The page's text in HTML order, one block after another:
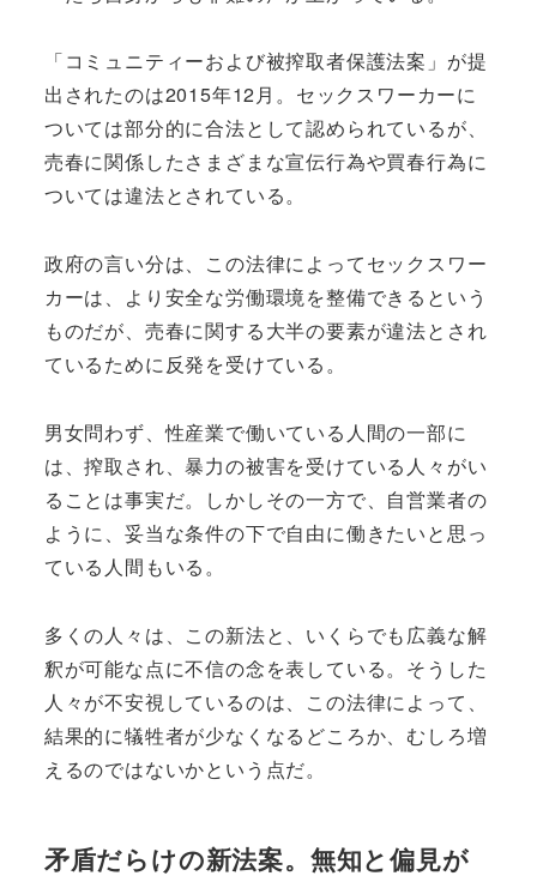
「コミュニティーおよび被搾取者保護法案」が提
出されたのは2015年12月。セックスワーカーに
ついては部分的に合法として認められているが、
売春に関係したさまざまな宣伝行為や買春行為に
ついては違法とされている。
政府の言い分は、この法律によってセックスワー
カーは、より安全な労働環境を整備できるという
ものだが、売春に関する大半の要素が違法とされ
ているために反発を受けている。
男女問わず、性産業で働いている人間の一部に
は、搾取され、暴力の被害を受けている人々がい
ることは事実だ。しかしその一方で、自営業者の
ように、妥当な条件の下で自由に働きたいと思っ
ている人間もいる。
多くの人々は、この新法と、いくらでも広義な解
釈が可能な点に不信の念を表している。そうした
人々が不安視しているのは、この法律によって、
結果的に犠牲者が少なくなるどころか、むしろ増
えるのではないかという点だ。
矛盾だらけの新法案。無知と偏見が